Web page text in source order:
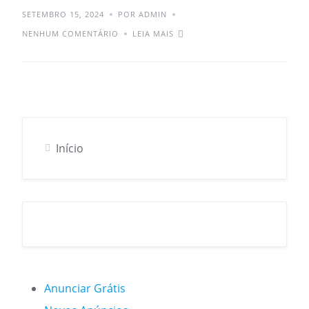
SETEMBRO 15, 2024
POR ADMIN
NENHUM COMENTÁRIO
LEIA MAIS
Início
Anunciar Grátis